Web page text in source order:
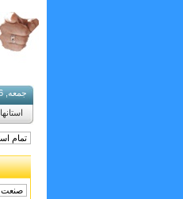
جمعه, 16 مرداد 1405, 7 آگوست 2026
استانها